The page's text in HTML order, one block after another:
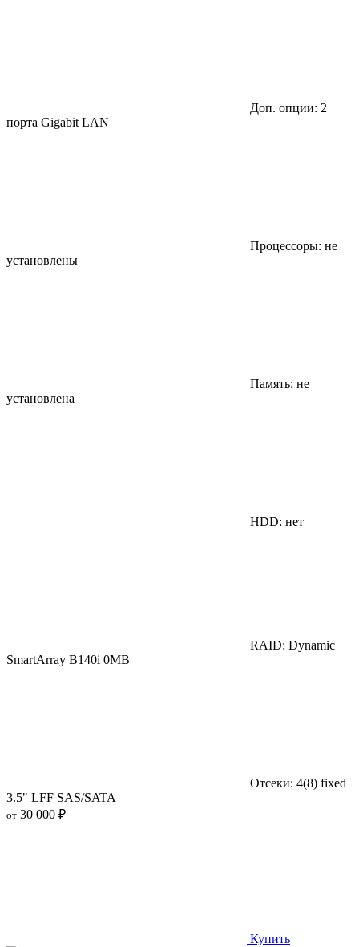
Доп. опции: 2
порта Gigabit LAN
Процессоры: не
установлены
Память: не
установлена
HDD: нет
RAID: Dynamic
SmartArray B140i 0MB
Отсеки: 4(8) fixed
3.5" LFF SAS/SATA
от 30 000 ₽
Купить